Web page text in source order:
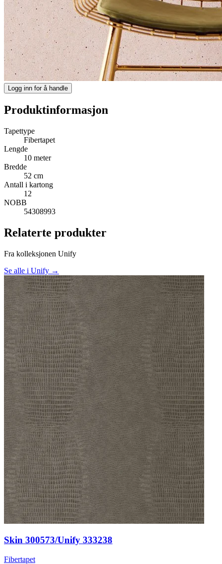
Logg inn for å handle
Produktinformasjon
Tapettype
Fibertapet
Lengde
10 meter
Bredde
52 cm
Antall i kartong
12
NOBB
54308993
Relaterte produkter
Fra kolleksjonen Unify
Se alle i Unify →
Skin 300573/Unify 333238
Fibertapet